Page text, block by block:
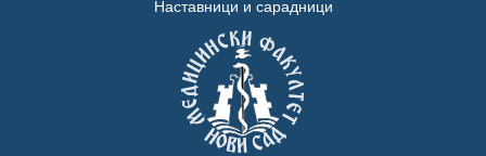
Наставници и сарадници